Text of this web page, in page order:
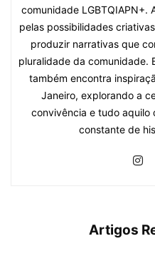
comunidade LGBTQIAPN+.
pelas possibilidades
produzir narrativas que
pluralidade da comunidade.
também encontra
Janeiro, explorando a
convivência e tudo
constante de
Artigos